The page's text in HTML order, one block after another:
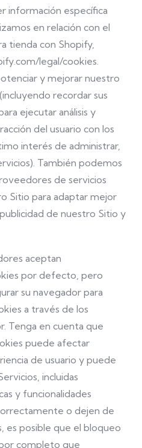
información específica
en relación con el
tienda con Shopify,
legal/cookies.
y mejorar nuestro
recordar sus
ejecutar análisis y
del usuario con los
interés de administrar,
También podemos
de servicios
Sitio para adaptar mejor
de nuestro Sitio y
aceptan
por defecto, pero
su navegador para
a través de los
Tenga en cuenta que
puede afectar
de usuario y puede
incluidas
y funcionalidades
o dejen de
es posible que el bloqueo
completo que